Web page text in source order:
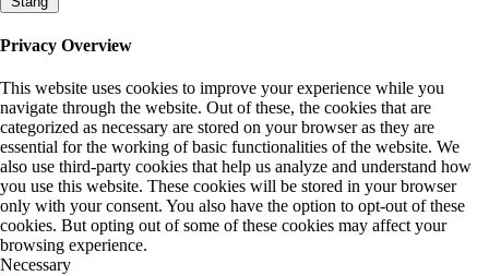
Privacy Overview
This website uses cookies to improve your experience while you
navigate through the website. Out of these, the cookies that are
categorized as necessary are stored on your browser as they are
essential for the working of basic functionalities of the website. We
also use third-party cookies that help us analyze and understand how
you use this website. These cookies will be stored in your browser
only with your consent. You also have the option to opt-out of these
cookies. But opting out of some of these cookies may affect your
browsing experience.
Necessary